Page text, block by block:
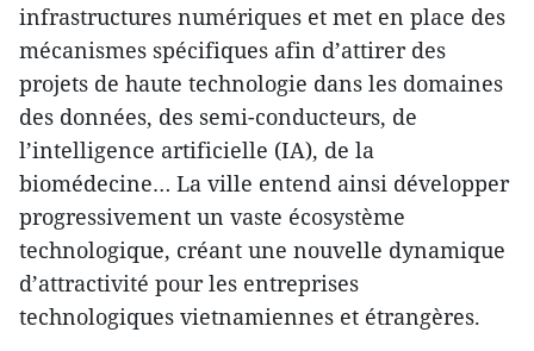
infrastructures numériques et met en place des
mécanismes spécifiques afin d’attirer des
projets de haute technologie dans les domaines
des données, des semi-conducteurs, de
l’intelligence artificielle (IA), de la
biomédecine… La ville entend ainsi développer
progressivement un vaste écosystème
technologique, créant une nouvelle dynamique
d’attractivité pour les entreprises
technologiques vietnamiennes et étrangères.